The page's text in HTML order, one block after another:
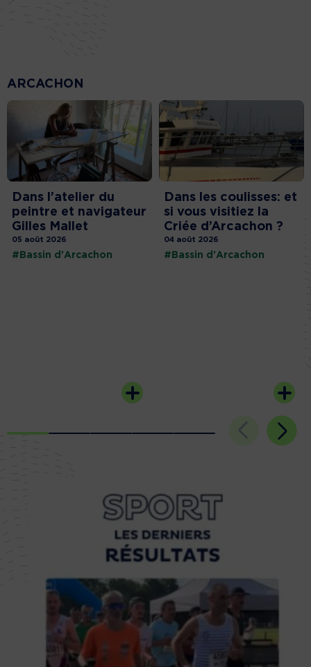
ARCACHON
Dans l’atelier du
peintre et navigateur
Gilles Mallet
05 août 2026
#Bassin d'Arcachon
Dans les coulisses: et
si vous visitiez la
Criée d’Arcachon ?
04 août 2026
#Bassin d'Arcachon